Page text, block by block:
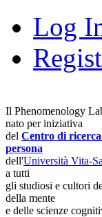
Log
Il Phenomenology
nato per iniziativa
del Centro di ricerca
persona
dell'Università Vita-
a tutti
gli studiosi e cultori
della mente
e delle scienze